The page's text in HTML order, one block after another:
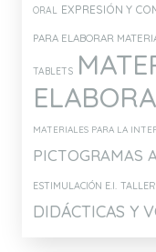
ORAL EXPRESIÓN Y
PARA ELABORAR
TABLETS
MATERIALES PARA LA
PICTOGRAMAS
ESTIMULACIÓN E.I.
DIDÁCTICAS Y